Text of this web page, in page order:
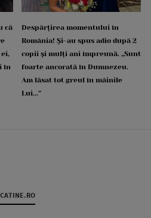
că
în
Despărțirea momentului în
România! Și-au spus adio după 2
copii și mulți ani împreună. „Sunt
foarte ancorată în Dumnezeu.
Am lăsat tot greul în mâinile
Lui...”
CATINE.RO